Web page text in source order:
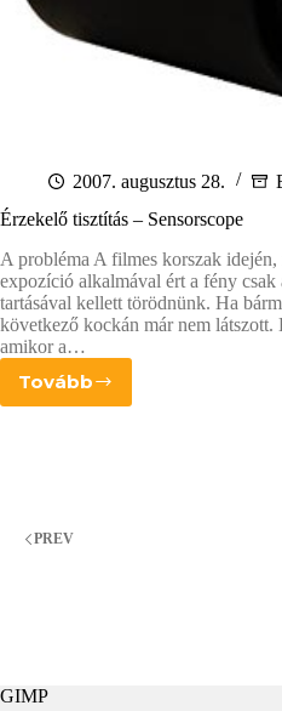
2007. augusztus 28.
Érzekelő tisztítás – Sensorscope
A probléma A filmes korszak
expozíció alkalmával ért a fény
tartásával kellett törödnünk. Ha
következő kockán már nem látszott.
amikor a…
TovábbÉrzekelő
PREV
GIMP